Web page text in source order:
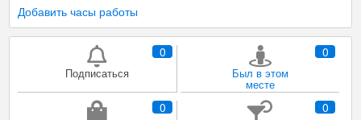
Добавить часы работы
0
Подписаться
0
Был в этом
месте
0 0